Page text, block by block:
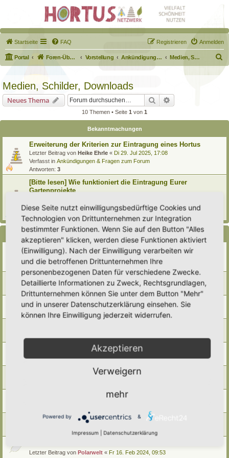
Startseite FAQ Anmelden
Registrieren
Portal Foren-Übersicht Vorstellung Ankündigungen & Fragen zum Forum Medien, Schilder, Downloads
u
Medien, Schilder, Downloads
Neues Thema Suche
10 Themen • Seite 1 von 1
Bekanntmachungen
Erweiterung der Kriterien zur Eintragung eines Hortus
Letzter Beitrag von Heike Ehrle « Di 29. Jul 2025, 17:08
Verfasst in Ankündigungen & Fragen zum Forum
Antworten: 3
[Bitte lesen] Wie funktioniert die Eintragung Eurer
Gartenprojekte
Verfasst inEingetragener Hortus - Mein Hortus und ich!
Antworten:
Themen
Bestellung Druckvorlage UN-Dekaden-Schild
Letzter Beitrag von Polarwelt«
Sa 27. Apr 2024, 17:27
Antworten: 2
Beantragung Auszeichnung Igelfreundlicher Garten
Letzter Beitrag von Polarwelt «Fr 16. Feb 2024, 11:17
Bestellung Hortus-Schild
Letzter Beitrag von Polarwelt « Fr 16. Feb 2024, 11:13
Druckvorlage Hortus-Netzwerk-Schild
Letzter Beitrag vonPolarwelt«Fr 16. Feb 2024, 10:48
Hortus-Netzwerk.de auf Deiner Seite
QR-Code Hortus-Netzwerk.de
Zeit Nutzen, sinnvoll gestalten
Polarwelt
Letzter Beitrag von Polarwelt « Fr 16. Feb 2024, 09:53
Diese Seite nutzt einwilligungsbedürftige Cookies und
Technologien von Drittunternehmen zur Integration
bestimmter Funktionen. Wenn Sie auf den Button "Alles
akzeptieren" klicken, werden diese Funktionen aktiviert
(Einwilligung). Nach der Einwilligung verarbeiten wir
und die betroffenen Drittunternehmen Ihre
personenbezogenen Daten für verschiedene Zwecke.
Detaillierte Informationen zu Zweck, Rechtsgrundlagen,
Drittunternehmen können Sie unter dem Button "Mehr"
und in unserer Datenschutzerklärung einsehen. Sie
können Ihre Einwilligung jederzeit widerrufen.
Akzeptieren
Verweigern
mehr
Powered by &
Impressum Datenschutzerklärung